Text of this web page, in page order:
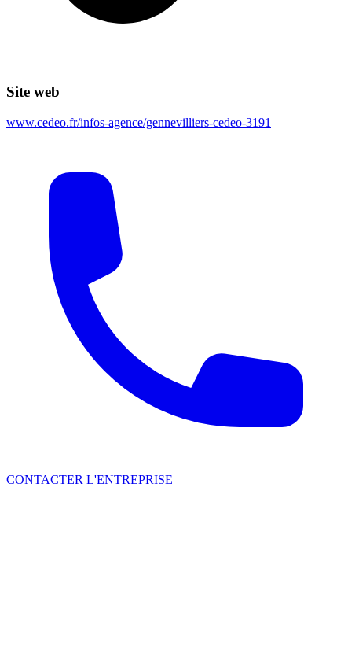
Site web
www.cedeo.fr/infos-agence/gennevilliers-cedeo-3191
CONTACTER L'ENTREPRISE